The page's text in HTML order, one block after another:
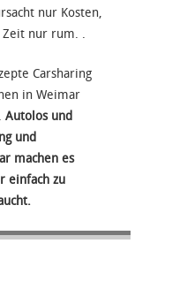
nur Kosten,
nur rum. .
Carsharing
in Weimar
Autolos und
und
machen es
einfach zu